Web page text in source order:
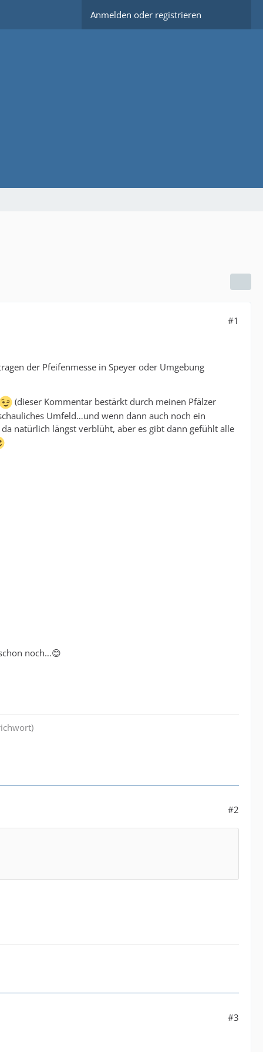
Anmelden oder registrieren
#1
der Pfeifenmesse in Speyer oder Umgebung
(dieser Kommentar bestärkt durch meinen Pfälzer
Umfeld…und wenn dann auch noch ein
natürlich längst verblüht, aber es gibt dann gefühlt alle
noch…😊
#2
#3